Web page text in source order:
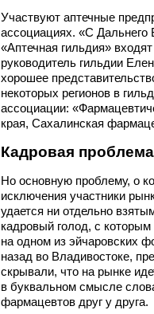
Участвуют аптечные
ассоциациях. «С Дальнего
«Аптечная гильдия»
руководитель гильдии
хорошее
некоторых регионов в
ассоциации:
края, Сахалинская
Кадровая
Но основную проблему, о
исключения участники
удается ни отдельно
кадровый голод, с
на одном из эйчаровских
назад во Владивостоке,
скрывали, что на рынке
в буквальном смысле
фармацевтов друг у друга.